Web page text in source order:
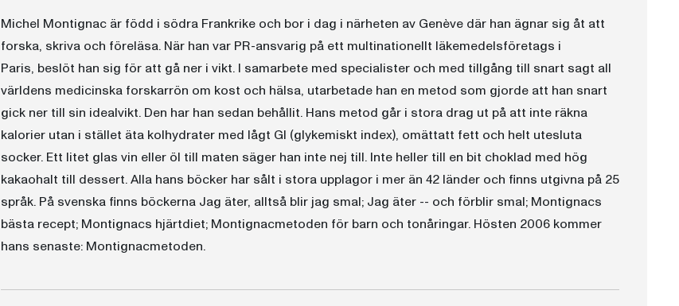
Michel Montignac är född i södra Frankrike och bor i dag i närheten av Genève där han ägnar sig åt att
forska, skriva och föreläsa. När han var PR-ansvarig på ett multinationellt läkemedelsföretags i
Paris, beslöt han sig för att gå ner i vikt. I samarbete med specialister och med tillgång till snart sagt all
världens medicinska forskarrön om kost och hälsa, utarbetade han en metod som gjorde att han snart
gick ner till sin idealvikt. Den har han sedan behållit. Hans metod går i stora drag ut på att inte räkna
kalorier utan i stället äta kolhydrater med lågt GI (glykemiskt index), omättatt fett och helt utesluta
socker. Ett litet glas vin eller öl till maten säger han inte nej till. Inte heller till en bit choklad med hög
kakaohalt till dessert. Alla hans böcker har sålt i stora upplagor i mer än 42 länder och finns utgivna på 25
språk. På svenska finns böckerna Jag äter, alltså blir jag smal; Jag äter -- och förblir smal; Montignacs
bästa recept; Montignacs hjärtdiet; Montignacmetoden för barn och tonåringar. Hösten 2006 kommer
hans senaste: Montignacmetoden.